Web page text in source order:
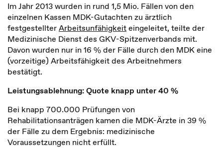
Im Jahr 2013 wurden in rund 1,5 Mio. Fällen von den
einzelnen Kassen MDK-Gutachten zu ärztlich
festgestellterArbeitsunfähigkeiteingeleitet, teilte der
Medizinische Dienst des GKV-Spitzenverbands mit.
Davon wurden nur in 16 % der Fälle durch den MDK eine
(vorzeitige) Arbeitsfähigkeit des Arbeitnehmers
bestätigt.
Leistungsablehnung: Quote knapp unter 40 %
Bei knapp 700.000 Prüfungen von
Rehabilitationsanträgen kamen die MDK-Ärzte in 39 %
der Fälle zu dem Ergebnis: medizinische
Voraussetzungen nicht erfüllt.